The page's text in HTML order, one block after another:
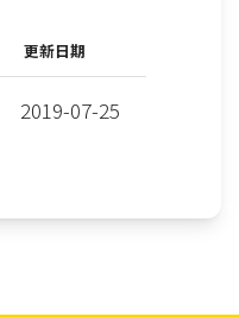
更新日期
2019-07-25